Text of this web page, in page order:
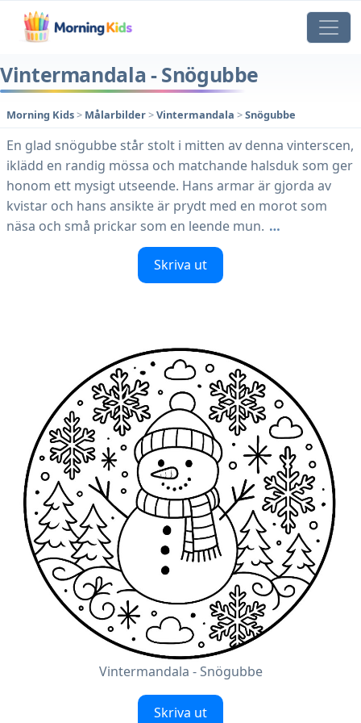
Vintermandala - Snögubbe
Morning Kids> Målarbilder>Vintermandala >Snögubbe
En glad snögubbe står stolt i mitten av denna vinterscen,
iklädd en randig mössa och matchande halsduk som ger
honom ett mysigt utseende. Hans armar är gjorda av
kvistar och hans ansikte är prydt med en morot som
näsa och små prickar som en leende mun. …
Skriva ut
Vintermandala - Snögubbe
Skriva ut